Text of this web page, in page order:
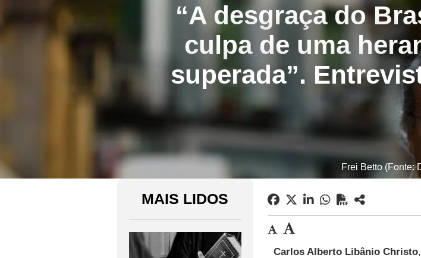
“A desgraça do
culpa de uma
superada”.
Frei Betto (Fonte:
MAIS LIDOS
Carlos Alberto Libânio Christo